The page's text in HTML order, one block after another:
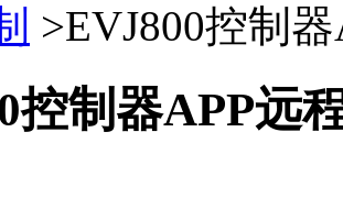
>EVJ800控制
控制器APP远